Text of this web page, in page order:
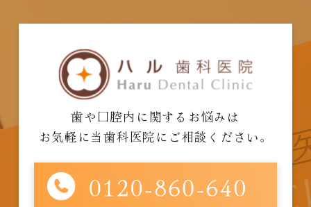
歯や口腔内に関するお悩みは
お気軽に当歯科医院にご相談ください。